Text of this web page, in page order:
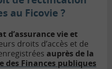
au Ficovie ?
d’assurance vie et
droits d’accès et de
auprès de la
Finances publiques